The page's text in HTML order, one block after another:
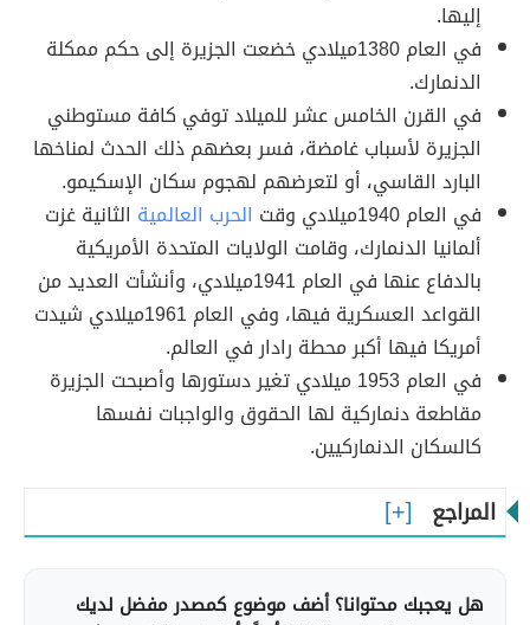
إليها.
في العام 1380ميلادي خضعت الجزيرة إلى حكم ممكلة
الدنمارك.
في القرن الخامس عشر للميلاد توفي كافة مستوطني
الجزيرة لأسباب غامضة، فسر بعضهم ذلك الحدث لمناخها
البارد القاسي، أو لتعرضهم لهجوم سكان الإسكيمو.
في العام 1940ميلادي وقت
الحرب العالمية الثانية غزت
ألمانيا الدنمارك، وقامت الولايات المتحدة الأمريكية
بالدفاع عنها في العام 1941ميلادي، وأنشأت العديد من
القواعد العسكرية فيها، وفي العام 1961ميلادي شيدت
أمريكا فيها أكبر محطة رادار في العالم.
في العام 1953 ميلادي تغير دستورها وأصبحت الجزيرة
مقاطعة دنماركية لها الحقوق والواجبات نفسها
كالسكان الدنماركيين.
المراجع
هل يعجبك محتوانا؟ أضف موضوع كمصدر مفضل لديك